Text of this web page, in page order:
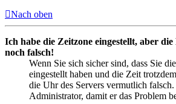
Nach oben
Ich habe die Zeitzone eingestellt, aber
noch falsch!
Wenn Sie sich sicher sind, dass Sie
eingestellt haben und die Zeit
die Uhr des Servers vermutlich
Administrator, damit er das Problem